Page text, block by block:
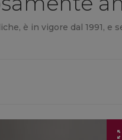
è in vigore dal 1991,